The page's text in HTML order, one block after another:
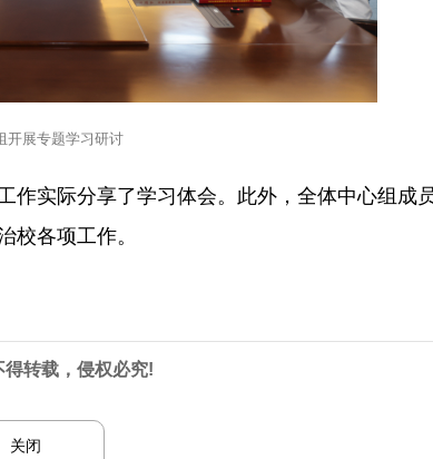
开展专题学习研讨
实际分享了学习体会。此外，全体中心组成
校各项工作。
得转载，侵权必究!
关闭